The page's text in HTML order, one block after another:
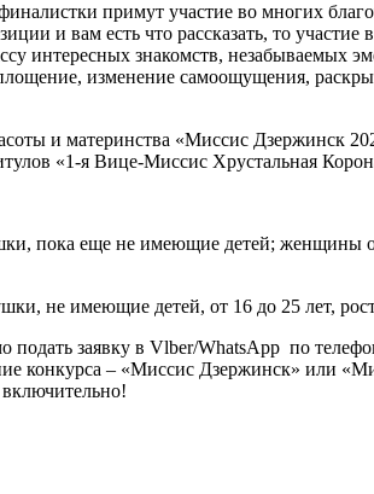
примут участие во многих
и вам есть что рассказать, то
интересных знакомств,
изменение самоощущения,
и материнства «Миссис Дзержинск
«1-я Вице-Миссис Хрустальная
пока еще не имеющие детей; женщины
не имеющие детей, от 16 до 25 лет,
подать заявку в Vlber/WhatsApp по
конкурса – «Миссис Дзержинск» или